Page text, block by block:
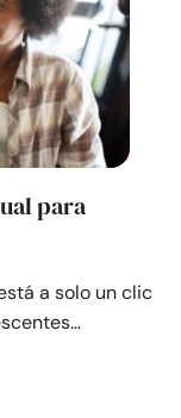
para
a solo un clic